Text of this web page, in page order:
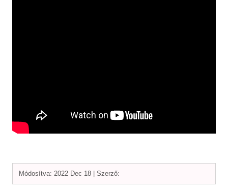
Módosítva: 2022 Dec 18 | Szerző: